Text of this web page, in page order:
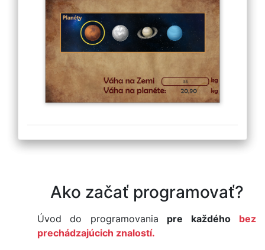
Ako začať programovať?
Úvod do programovania pre každého
bez
prechádzajúcich znalostí.